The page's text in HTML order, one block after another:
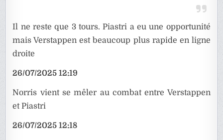
Il ne reste que 3 tours. Piastri a eu une opportunité
mais Verstappen est beaucoup plus rapide en ligne
droite
26/07/2025 12:19
Norris vient se mêler au combat entre Verstappen
et Piastri
26/07/2025 12:18